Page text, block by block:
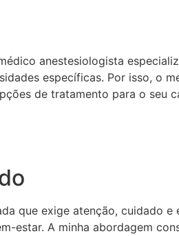
anestesiologista
específicas. Por isso, o
de tratamento para o seu
que exige atenção, cuidado
estar. A minha abordagem